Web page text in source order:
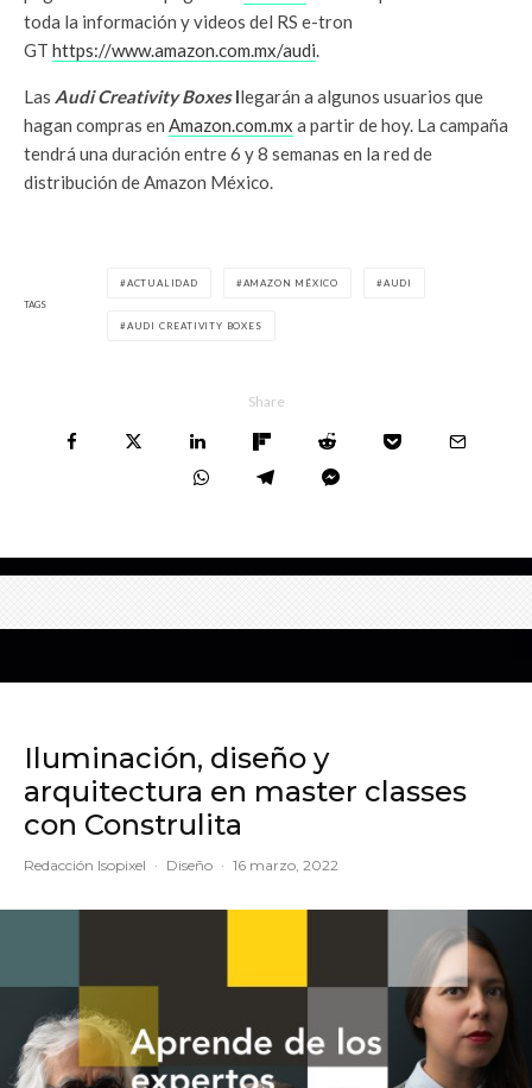
toda la información y videos del RS e-tron
GT https://www.amazon.com.mx/audi.
Las Audi Creativity Boxesllegarán a algunos usuarios que
hagan compras en Amazon.com.mx a partir de hoy. La campaña
tendrá una duración entre 6 y 8 semanas en la red de
distribución de Amazon México.
TAGS
ACTUALIDAD AMAZON MÉXICO AUDI
AUDI CREATIVITY BOXES
Share
Iluminación, diseño y
arquitectura en master classes
con Construlita
Redacción Isopixel · Diseño · 16 marzo, 2022